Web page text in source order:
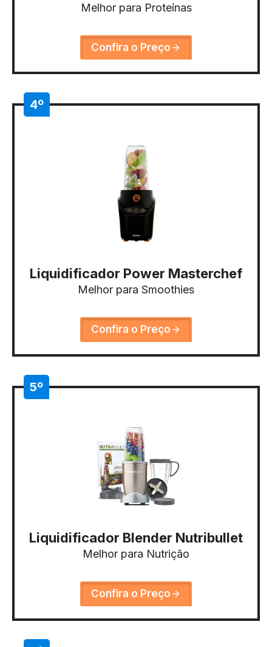
Melhor para Proteínas
Confira o Preço
4º
Liquidificador Power Masterchef
Melhor para Smoothies
Confira o Preço
5º
Liquidificador Blender Nutribullet
Melhor para Nutrição
Confira o Preço